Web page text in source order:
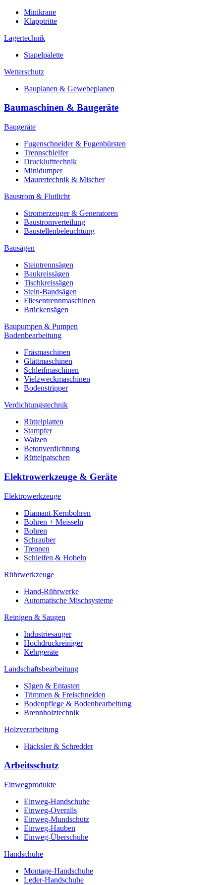
Minikrane
Klapptritte
Lagertechnik
Stapelpalette
Wetterschutz
Bauplanen & Gewebeplanen
Baumaschinen & Baugeräte
Baugeräte
Fugenschneider & Fugenbürsten
Trennschleifer
Drucklufttechnik
Minidumper
Maurertechnik & Mischer
Baustrom & Flutlicht
Stromerzeuger & Generatoren
Baustromverteilung
Baustellenbeleuchtung
Bausägen
Steintrennsägen
Baukreissägen
Tischkreissägen
Stein-Bandsägen
Fliesentrennmaschinen
Brückensägen
Baupumpen & Pumpen
Bodenbearbeitung
Fräsmaschinen
Glättmaschinen
Schleifmaschinen
Vielzweckmaschinen
Bodenstripper
Verdichtungstechnik
Rüttelplatten
Stampfer
Walzen
Betonverdichtung
Rüttelpatschen
Elektrowerkzeuge & Geräte
Elektrowerkzeuge
Diamant-Kernbohren
Bohren + Meisseln
Bohren
Schrauber
Trennen
Schleifen & Hobeln
Rührwerkzeuge
Hand-Rührwerke
Automatische Mischsysteme
Reinigen & Saugen
Industriesauger
Hochdruckreiniger
Kehrgeräte
Landschaftsbearbeitung
Sägen & Entasten
Trimmen & Freischneiden
Bodenpflege & Bodenbearbeitung
Brennholztechnik
Holzverarbeitung
Häcksler & Schredder
Arbeitsschutz
Einwegprodukte
Einweg-Handschuhe
Einweg-Overalls
Einweg-Mundschutz
Einweg-Hauben
Einweg-Überschuhe
Handschuhe
Montage-Handschuhe
Leder-Handschuhe